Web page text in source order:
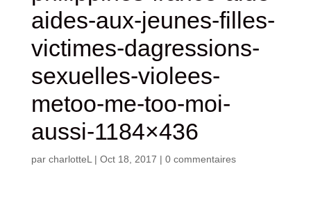
aides-aux-jeunes-filles-
victimes-dagressions-
sexuelles-violees-
metoo-me-too-moi-
aussi-1184×436
par charlotteL | Oct 18, 2017 | 0 commentaires